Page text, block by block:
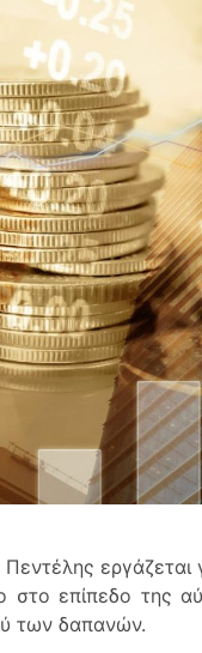
εργάζεται
στο επίπεδο της
των δαπανών.